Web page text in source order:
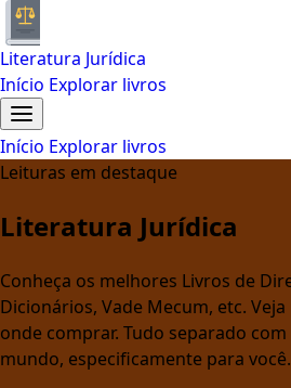
Literatura Jurídica
Início Explorar livros
Início Explorar livros
Leituras em destaque
Literatura Jurídica
Conheça os melhores Livros de
Dicionários, Vade Mecum, etc.
onde comprar. Tudo separado
mundo, especificamente para você.